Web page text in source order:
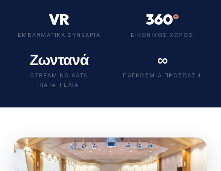
VR
ΕΜΒΛΗΜΑΤΙΚΆ ΣΥΝΈΔΡΙΑ
360°
ΕΙΚΟΝΙΚΌΣ ΧΏΡΟΣ
Ζωντανά
STREAMING ΚΑΤΆ
ΠΑΡΑΓΓΕΛΊΑ
∞
ΠΑΓΚΌΣΜΙΑ ΠΡΌΣΒΑΣΗ